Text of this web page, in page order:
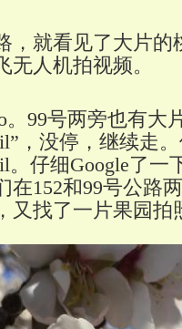
，就看见了大片的
人机拍视频。
。99号两旁也有大
，没停，继续走
。仔细Google了一
在152和99号公路
又找了一片果园拍